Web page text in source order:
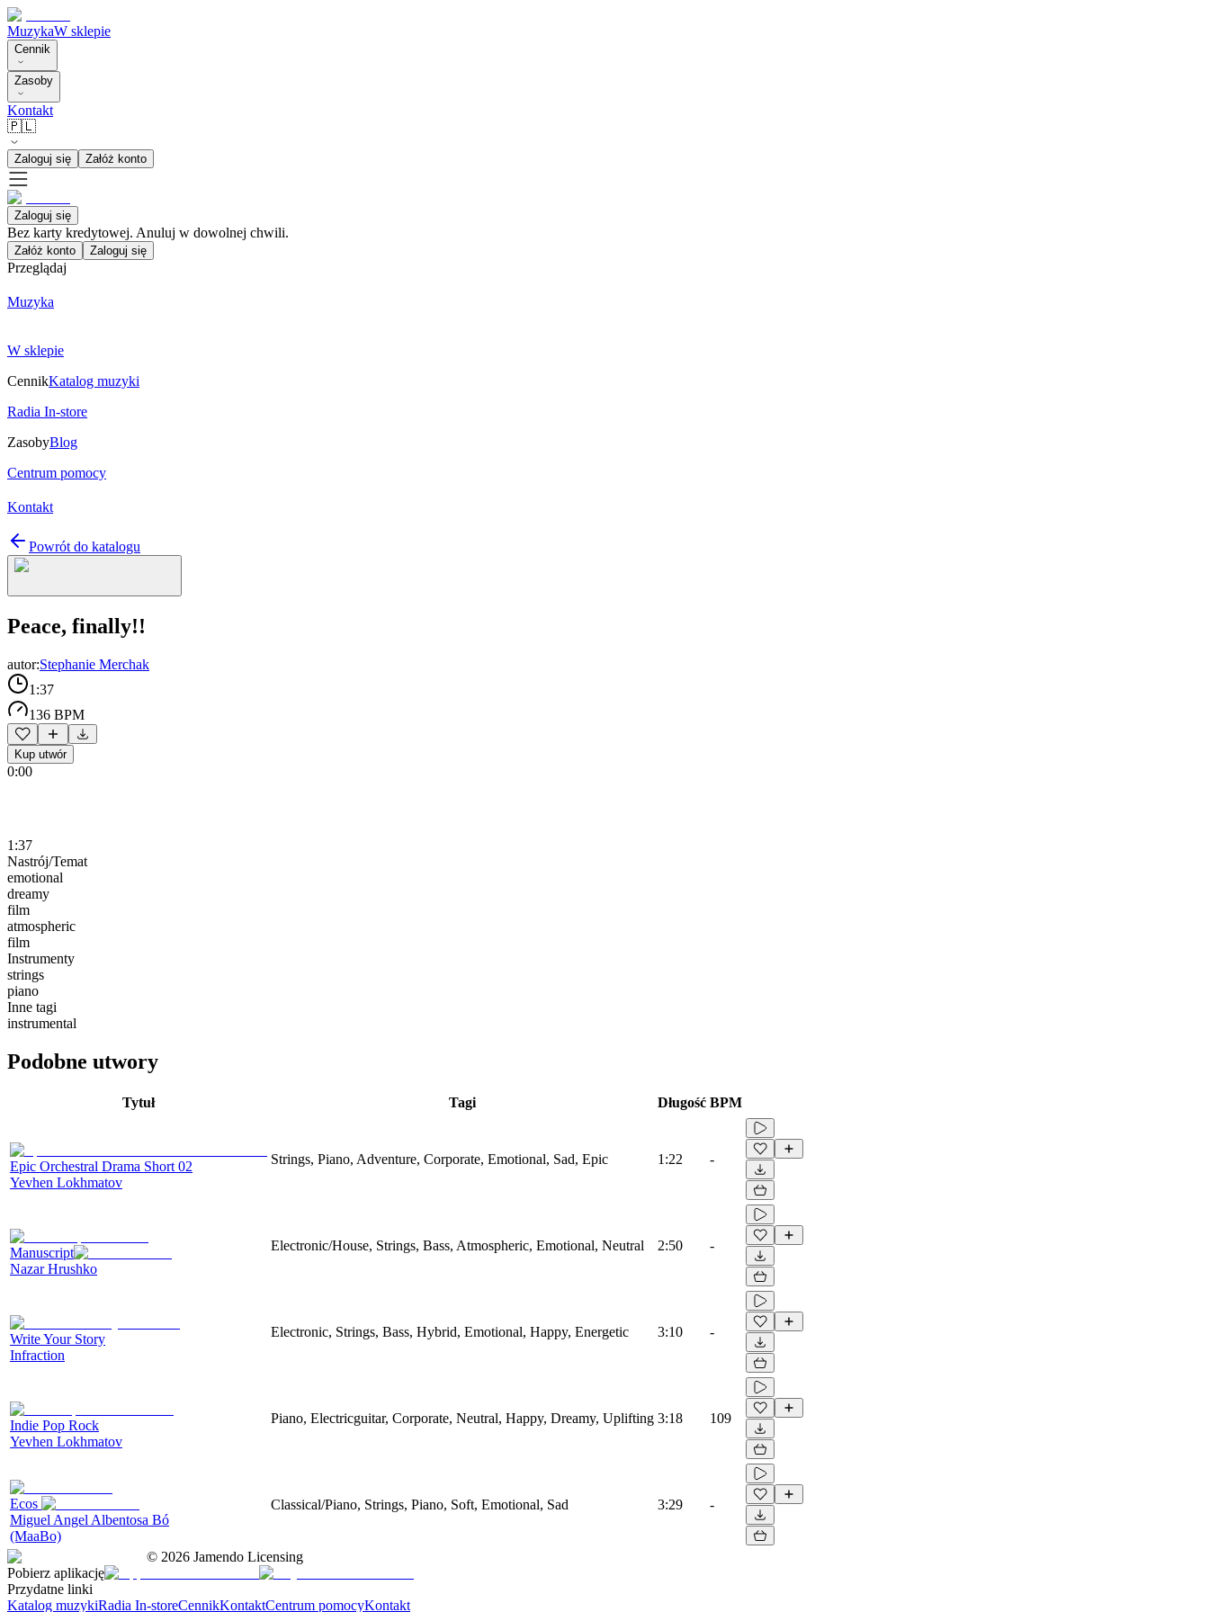
MuzykaW sklepie
Cennik
Zasoby
Kontakt
🇵🇱
Zaloguj się Załóż konto
Zaloguj się
Bez karty kredytowej. Anuluj w dowolnej chwili.
Załóż konto Zaloguj się
Przeglądaj
Muzyka
W sklepie
CennikKatalog muzyki
Radia In-store
ZasobyBlog
Centrum pomocy
Kontakt
Powrót do katalogu
Peace, finally!!
autor:Stephanie Merchak
1:37
136 BPM
Kup utwór
0:00
1:37
Nastrój/Temat
emotional
dreamy
film
atmospheric
film
Instrumenty
strings
piano
Inne tagi
instrumental
Podobne utwory
Tytuł Tagi Długość BPM
Epic Orchestral Drama Short 02
Yevhen Lokhmatov
Strings, Piano, Adventure, Corporate, Emotional, Sad, Epic 1:22 -
Manuscript
Nazar Hrushko
Electronic/House, Strings, Bass, Atmospheric, Emotional, Neutral 2:50 -
Write Your Story
Infraction
Electronic, Strings, Bass, Hybrid, Emotional, Happy, Energetic 3:10 -
Indie Pop Rock
Yevhen Lokhmatov
Piano, Electricguitar, Corporate, Neutral, Happy, Dreamy, Uplifting 3:18 109
Ecos
Miguel Angel Albentosa Bó
(MaaBo)
Classical/Piano, Strings, Piano, Soft, Emotional, Sad 3:29 -
© 2026 Jamendo Licensing
Pobierz aplikację
Przydatne linki
Katalog muzykiRadia In-storeCennikKontaktCentrum pomocyKontakt